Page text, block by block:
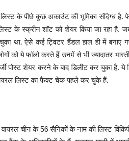
के पीछे कुछ अकाउंट की भूमिका संदिग्ध
के स्क्रीन शॉट को शेयर किया जा रहा है.
चुका था. ऐसे कई ट्विटर हैंडल हाल ही में
को ये फॉलो करते हैं उनमें से भी ज्यादातर
पोस्ट शेयर करने के बाद डिलीट कर चुका है. ये
लिस्ट का फैक्ट चेक पहले कर चुके हैं.
वायरल चीन के 56 सैनिकों के नाम की लिस्ट